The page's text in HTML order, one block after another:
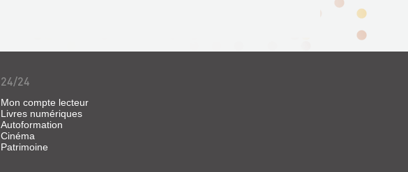
24/24
Mon compte lecteur
Livres numériques
Autoformation
Cinéma
Patrimoine